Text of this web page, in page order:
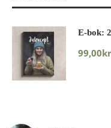
E-bok:
99,00kr